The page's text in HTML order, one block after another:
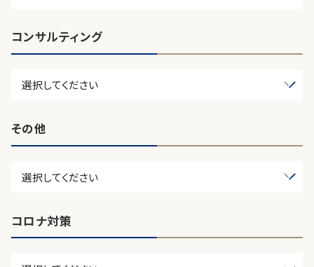
コンサルティング
その他
コロナ対策